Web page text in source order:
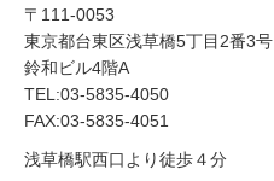
〒111-0053
東京都台東区浅草橋5丁目2番3号
鈴和ビル4階A
TEL:03-5835-4050
FAX:03-5835-4051
浅草橋駅西口より徒歩４分